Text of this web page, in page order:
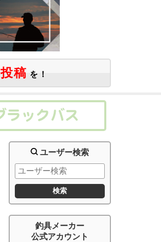
投稿 を！
ユーザー検索
釣具メーカー
公式アカウント